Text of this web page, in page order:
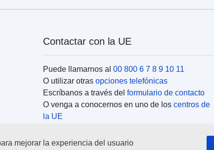
Contactar con la UE
Puede llamarnos al 00 800 6 7 8 9 10 11
O utilizar otras opciones telefónicas
Escríbanos a través del formulario de contacto
O venga a conocernos en uno de los centros de
la UE
mejorar la experiencia del usuario